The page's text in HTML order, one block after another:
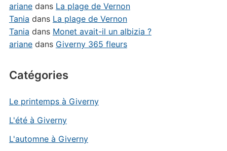
arianedans La plage de Vernon
Tania dans La plage de Vernon
Tania dans Monet avait-il un albizia ?
arianedans Giverny 365 fleurs
Catégories
Le printemps à Giverny
L'été à Giverny
L'automne à Giverny